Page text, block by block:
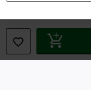
EMP Webshops